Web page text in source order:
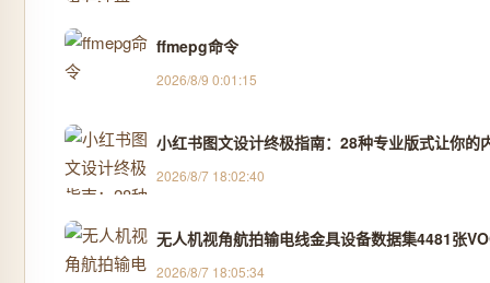
ffmepg命令
2026/8/9 0:01:15
小红书图文设计终极指南：28种专业版式让你的
2026/8/7 18:02:40
无人机视角航拍输电线金具设备数据集4481张
2026/8/7 18:05:34